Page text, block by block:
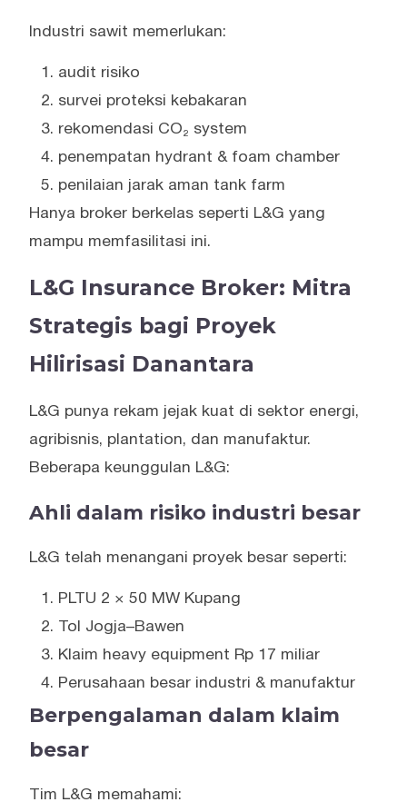
Industri sawit memerlukan:
audit risiko
survei proteksi kebakaran
rekomendasi CO₂ system
penempatan hydrant & foam chamber
penilaian jarak aman tank farm
Hanya broker berkelas seperti L&G yang
mampu memfasilitasi ini.
L&G Insurance Broker: Mitra
Strategis bagi Proyek
Hilirisasi Danantara
L&G punya rekam jejak kuat di sektor energi,
agribisnis, plantation, dan manufaktur.
Beberapa keunggulan L&G:
Ahli dalam risiko industri besar
L&G telah menangani proyek besar seperti:
PLTU 2 × 50 MW Kupang
Tol Jogja–Bawen
Klaim heavy equipment Rp 17 miliar
Perusahaan besar industri & manufaktur
Berpengalaman dalam klaim
besar
Tim L&G memahami: